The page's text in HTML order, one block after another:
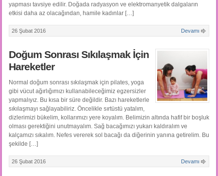
yapması tavsiye edilir. Doğada radyasyon ve elektromanyetik dalgaların
etkisi daha az olacağından, hamile kadınlar […]
26 Şubat 2016 Devamı
Doğum Sonrası Sıkılaşmak İçin
Hareketler
Normal doğum sonrası sıkılaşmak için pilates, yoga
gibi vücut ağırlığımızı kullanabileceğimiz egzersizler
yapmalıyız. Bu kısa bir süre değildir. Bazı hareketlerle
sıkılaşmayı sağlayabiliriz. Öncelikle sırtüstü yatalım,
dizlerimizi bükelim, kollarımızı yere koyalım. Belimizin altında hafif bir boşluk
olması gerektiğini unutmayalım. Sağ bacağımızı yukarı kaldıralım ve
kalçamızı sıkalım. Nefes vererek sol bacağı da diğerinin yanına getirelim. Bu
şekilde […]
26 Şubat 2016 Devamı